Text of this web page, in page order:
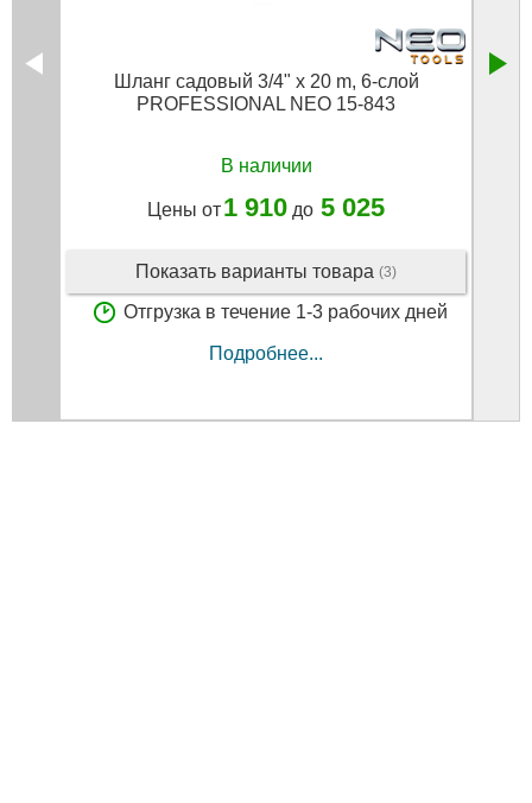
Шланг садовый 3/4" x 20 m, 6-слой
PROFESSIONAL NEO 15-843
В наличии
Цены от1 910 до 5 025
Показать варианты товара (3)
Отгрузка в течение 1-3 рабочих дней
Подробнее...